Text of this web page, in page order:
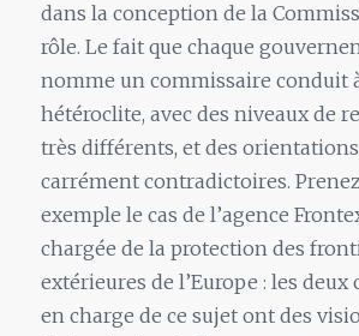
dans la conception de la
rôle. Le fait que chaque
nomme uncommissaire conduit
hétéroclite, avec des niveaux de
très différents, et des
carrément contradictoires.
exemple le cas de l’agence
chargée de la protection des
extérieures de l’Europe : les deux
en charge de ce sujet ont des